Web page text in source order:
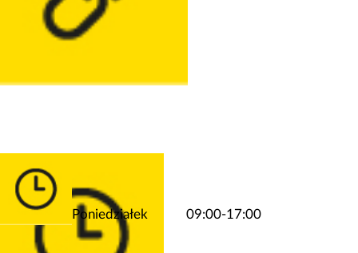
Poniedziałek 09:00-17:00